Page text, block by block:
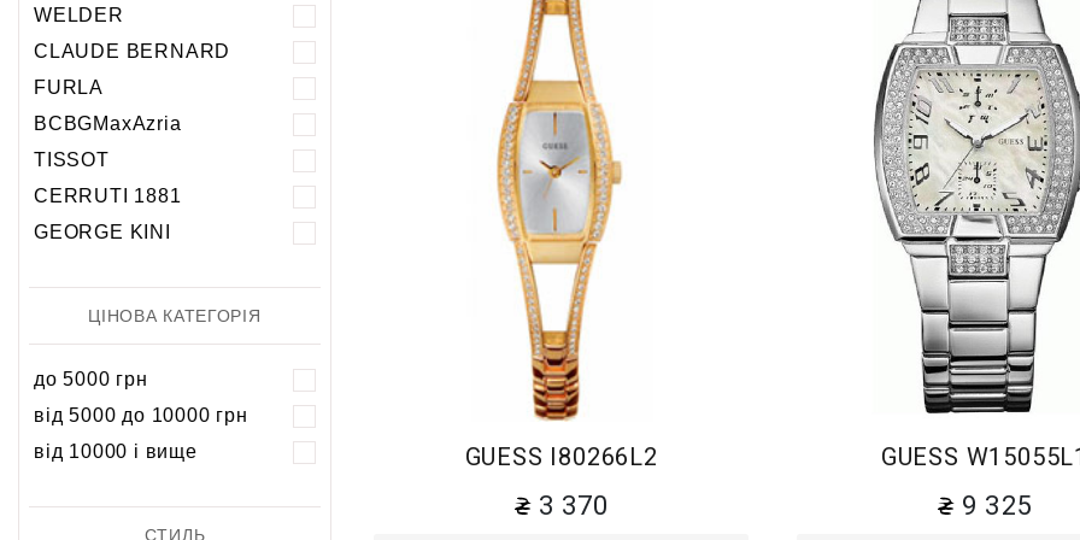
5 атм
10 атм
5 атм
10 атм
20 атм
WELDER
CLAUDE BERNARD
FURLA
BCBGMaxAzria
TISSOT
CERRUTI 1881
GEORGE KINI
ЦІНОВА КАТЕГОРІЯ
до 5000 грн
від 5000 до 10000 грн
від 10000 і вище
СТИЛЬ
GUESS I80266L2
3 370
GUESS
9 325